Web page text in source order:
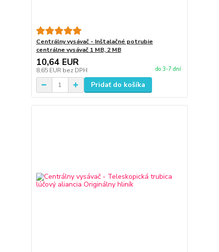
Centrálny vysávač - Inštalačné potrubie
centrálne vysávač 1 MB, 2 MB
10,64 EUR
8,65 EUR bez DPH do 3-7 dní
Pridať do košíka